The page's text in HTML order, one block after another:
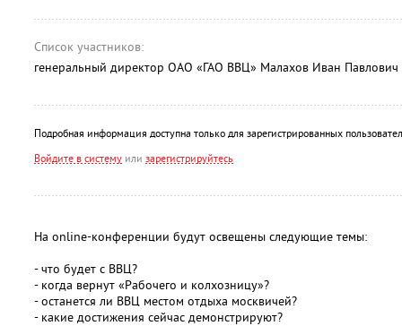
Список участников:
генеральный директор ОАО «ГАО ВВЦ» Малахов Иван Павлович
Подробная информация доступна только для зарегистрированных
Войдите в систему или зарегистрируйтесь
На online-конференции будут освещены следующие темы:
- что будет с ВВЦ?
- когда вернут «Рабочего и колхозницу»?
- останется ли ВВЦ местом отдыха москвичей?
- какие достижения сейчас демонстрируют?